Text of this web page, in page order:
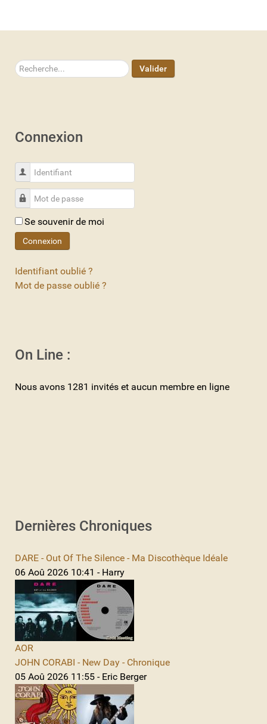
Rechercher Valider
Connexion
Identifiant
Mot de passe
Se souvenir de moi
Connexion
Identifiant oublié ?
Mot de passe oublié ?
On Line :
Nous avons 1281 invités et aucun membre en ligne
Dernières Chroniques
DARE - Out Of The Silence - Ma Discothèque Idéale
06 Aoû 2026 10:41 - Harry
AOR
JOHN CORABI - New Day - Chronique
05 Aoû 2026 11:55 - Eric Berger